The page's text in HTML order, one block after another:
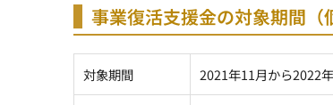
事業復活支援金の対象期間（
対象期間 2021年11月から2022